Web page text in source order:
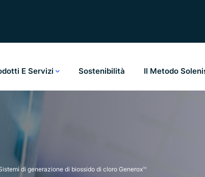
E Servizi Sostenibilità Il Metodo
di generazione di biossido di cloro GeneroxTM